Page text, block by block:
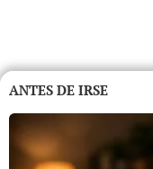
ANTES DE IRSE